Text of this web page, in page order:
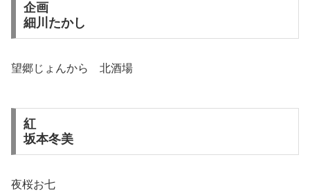
企画
細川たかし
望郷じょんから 北酒場
紅
坂本冬美
夜桜お七